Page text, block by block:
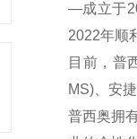
—成立于
2022年顺
目前，普
MS)、安
普西奥拥